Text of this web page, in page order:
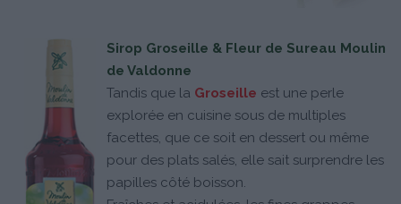
Sirop Groseille & Fleur de Sureau Moulin
de Valdonne
Tandis que la Groseille est une perle
explorée en cuisine sous de multiples
facettes, que ce soit en dessert ou même
pour des plats salés, elle sait surprendre les
papilles côté boisson.